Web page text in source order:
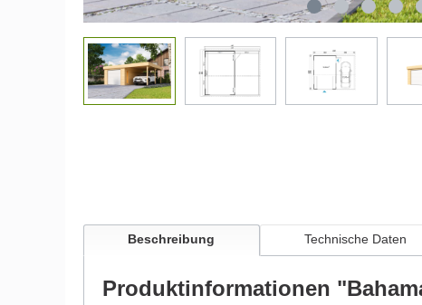
Beschreibung Technische Daten
Produktinformationen